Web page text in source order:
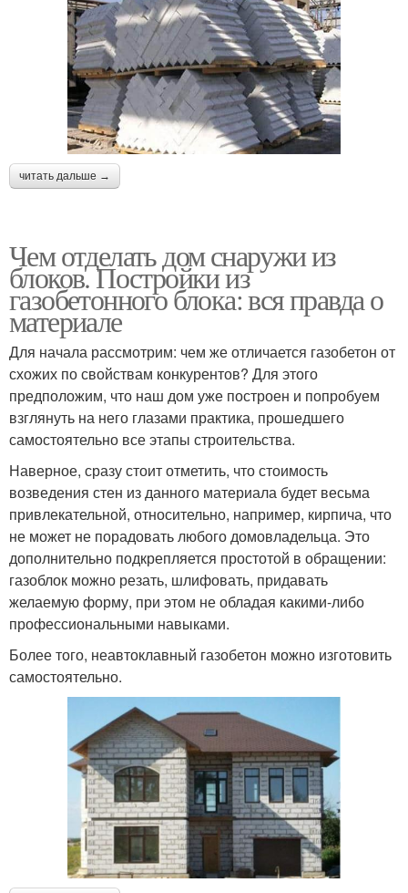
читать дальше →
Чем отделать дом снаружи из
блоков. Постройки из
газобетонного блока: вся правда о
материале
Для начала рассмотрим: чем же отличается газобетон от
схожих по свойствам конкурентов? Для этого
предположим, что наш дом уже построен и попробуем
взглянуть на него глазами практика, прошедшего
самостоятельно все этапы строительства.
Наверное, сразу стоит отметить, что стоимость
возведения стен из данного материала будет весьма
привлекательной, относительно, например, кирпича, что
не может не порадовать любого домовладельца. Это
дополнительно подкрепляется простотой в обращении:
газоблок можно резать, шлифовать, придавать
желаемую форму, при этом не обладая какими-либо
профессиональными навыками.
Более того, неавтоклавный газобетон можно изготовить
самостоятельно.